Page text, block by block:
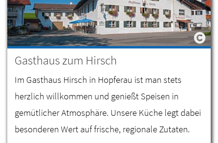
Gasthaus zum Hirsch
Im Gasthaus Hirsch in Hopferau ist man stets
herzlich willkommen und genießt Speisen in
gemütlicher Atmosphäre. Unsere Küche legt dabei
besonderen Wert auf frische, regionale Zutaten.